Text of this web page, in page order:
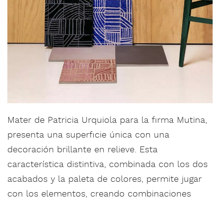
Mater de Patricia Urquiola para la firma Mutina,
presenta una superficie única con una
decoración brillante en relieve. Esta
característica distintiva, combinada con los dos
acabados y la paleta de colores, permite jugar
con los elementos, creando combinaciones